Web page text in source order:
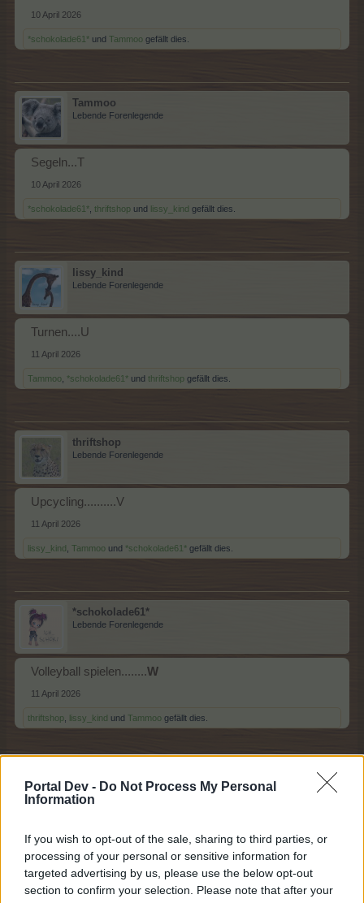
Portal Dev - Do Not Process My Personal
Information
If you wish to opt-out of the sale, sharing to third parties, or
processing of your personal or sensitive information for
targeted advertising by us, please use the below opt-out
section to confirm your selection. Please note that after your
10 April 2026
*schokolade61* und Tammoo gefällt dies.
Tammoo
Lebende Forenlegende
Segeln...T
10 April 2026
*schokolade61* thriftshop und lissy_kind gefällt dies.
lissy_kind
Lebende Forenlegende
Turnen....U
11 April 2026
Tammoo *schokolade61* und thriftshop gefällt dies.
thriftshop
Lebende Forenlegende
Upcycling..........V
11 April 2026
lissy_kind Tammoo und *schokolade61* gefällt dies.
*schokolade61*
Lebende Forenlegende
Volleyball spielen........W
11 April 2026
thriftshop lissy_kind und Tammoo gefällt dies.
Tammoo
Lebende Forenlegende
Wandern....X/Y/Z
11 April 2026
*schokolade61*,thriftshopundlissy_kind gefällt dies.